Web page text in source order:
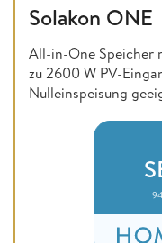
Solakon ONE
All-in-One Speicher
zu 2600 W PV-
Nulleinspeisung